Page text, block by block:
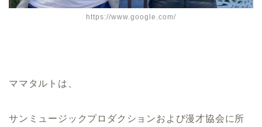
https://www.google.com/
ママタルトは、
サンミュージックプロダクションおよび漫才協会に所